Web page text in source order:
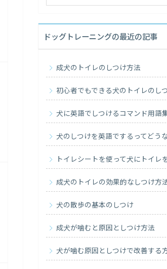
ドッグトレーニングの最近の記事
成犬のトイレのしつけ方法
初心者でもできる犬のトイレのし
犬に英語でしつけるコマンド用語
犬のしつけを英語でするってどう
トイレシートを使って犬にトイレ
成犬のトイレの効果的なしつけ方
犬の散歩の基本のしつけ
成犬が噛むと原因としつけ方法
犬が噛む原因としつけで改善する